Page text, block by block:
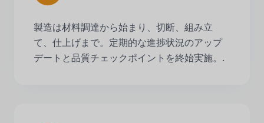
製造は材料調達から始まり、切断、組み立
て、仕上げまで。定期的な進捗状況のアップ
デートと品質チェックポイントを終始実施。.